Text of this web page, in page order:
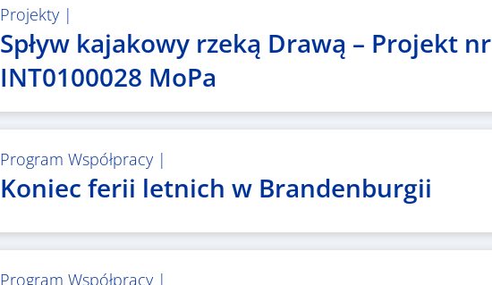
Projekty|
Spływ kajakowy rzeką Drawą – Projekt nr
INT0100028 MoPa
Program Współpracy|
Koniec ferii letnich w Brandenburgii
Program Współpracy|